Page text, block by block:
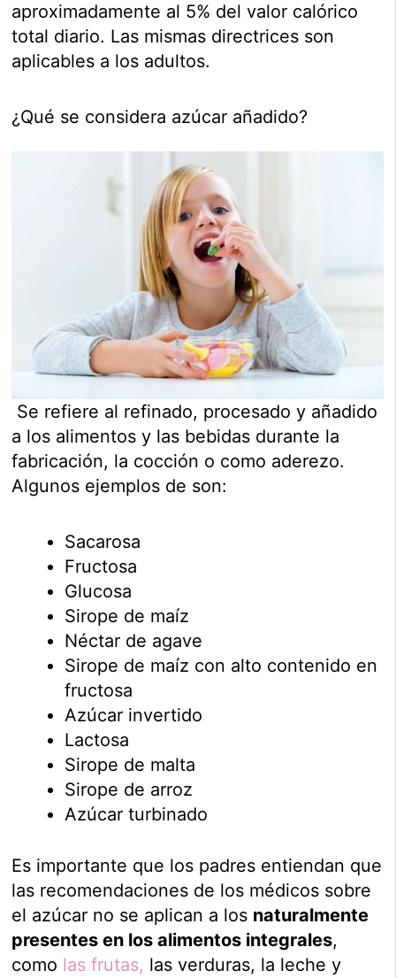
aproximadamente al 5% del valor calórico
total diario. Las mismas directrices son
aplicables a los adultos.
¿Qué se considera azúcar añadido?
Se refiere al refinado, procesado y añadido
a los alimentos y las bebidas durante la
fabricación, la cocción o como aderezo.
Algunos ejemplos de son:
Sacarosa
Fructosa
Glucosa
Sirope de maíz
Néctar de agave
Sirope de maíz con alto contenido en
fructosa
Azúcar invertido
Lactosa
Sirope de malta
Sirope de arroz
Azúcar turbinado
Es importante que los padres entiendan que
las recomendaciones de los médicos sobre
el azúcar no se aplican a los naturalmente
presentes en los alimentos integrales,
como las frutas, las verduras, la leche y